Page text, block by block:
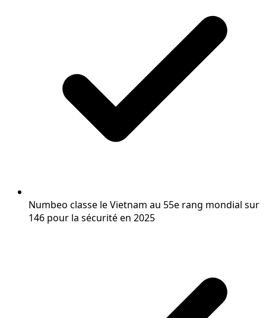
Numbeo classe le Vietnam au 55e rang mondial sur
146 pour la sécurité en 2025